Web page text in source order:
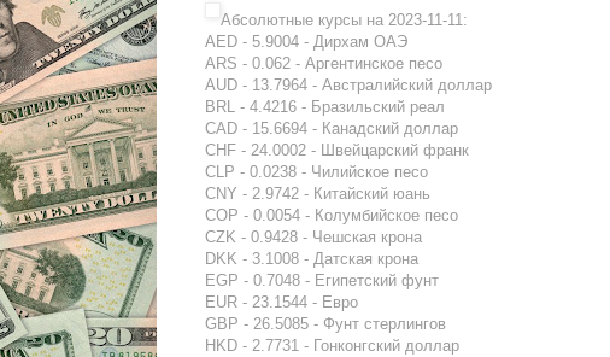
Абсолютные курсы на 2023-11-11:
AED - 5.9004 - Дирхам ОАЭ
ARS - 0.062 - Аргентинское песо
AUD - 13.7964 - Австралийский доллар
BRL - 4.4216 - Бразильский реал
CAD - 15.6694 - Канадский доллар
CHF - 24.0002 - Швейцарский франк
CLP - 0.0238 - Чилийское песо
CNY - 2.9742 - Китайский юань
COP - 0.0054 - Колумбийское песо
CZK - 0.9428 - Чешская крона
DKK - 3.1008 - Датская крона
EGP - 0.7048 - Египетский фунт
EUR - 23.1544 - Евро
GBP - 26.5085 - Фунт стерлингов
HKD - 2.7731 - Гонконгский доллар